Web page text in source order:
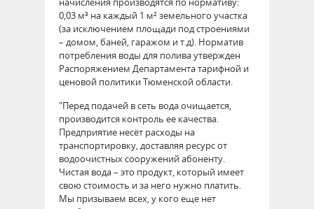
0,03 м³ на каждый 1 м² земельного участка
(за исключением площади под строениями
– домом, баней, гаражом и т.д). Норматив
потребления воды для полива утвержден
Распоряжением Департамента тарифной и
ценовой политики Тюменской области.
"Перед подачей в сеть вода очищается,
производится контроль ее качества.
Предприятие несёт расходы на
транспортировку, доставляя ресурс от
водоочистных сооружений абоненту.
Чистая вода – это продукт, который имеет
свою стоимость и за него нужно платить.
Мы призываем всех, у кого еще нет